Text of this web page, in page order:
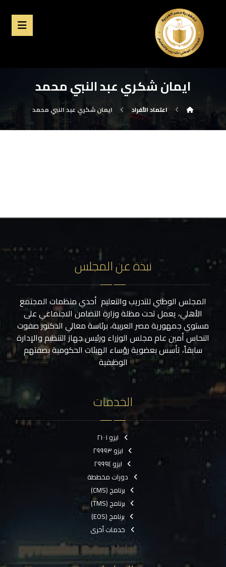
ايمان شكري عبد النبي محمد
اعتماد الأفراد ايمان شكري عبد النبي محمد
نبذة عن المجلس
المجلس الوطني للتدريب والتعليم أحدي منظمات المجتمع
الأهلي، يعمل تحت مظلة وزارة التضامن الاجتماعي على
مستوي جمهورية مصر العربية، برئاسة معالي الدكتور صفوت
النحاس أمين عام مجلس الوزراء ورئيس جهاز التنظيم والإدارة
سابقاً، تأسس بعضوية رؤساء الهيئات الحكومية بصفتهم
الوظيفية
الخدمات
ايزو ٢١٠٠١
ايزو ٢٩٩٩٣
ايزو ٢٩٩٩٤
دورات مخططة
برنامج (CMS)
برنامج (TMS)
برنامج (EOS)
خدمات أخرى